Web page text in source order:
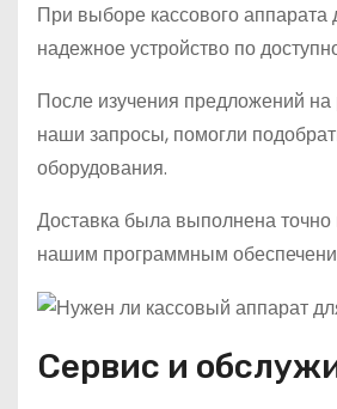
При выборе кассового
надежное устройство по
После изучения предложений
наши запросы, помогли
оборудования.
Доставка была выполнена точно
нашим программным
Сервис и